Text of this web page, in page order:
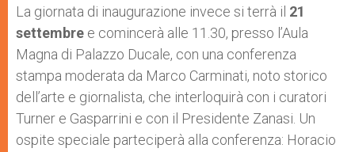
La giornata di inaugurazione invece si terrà il 21
settembre e comincerà alle 11.30, presso l’Aula
Magna di Palazzo Ducale, con una conferenza
stampa moderata da Marco Carminati, noto storico
dell’arte e giornalista, che interloquirà con i curatori
Turner e Gasparrini e con il Presidente Zanasi. Un
ospite speciale parteciperà alla conferenza: Horacio